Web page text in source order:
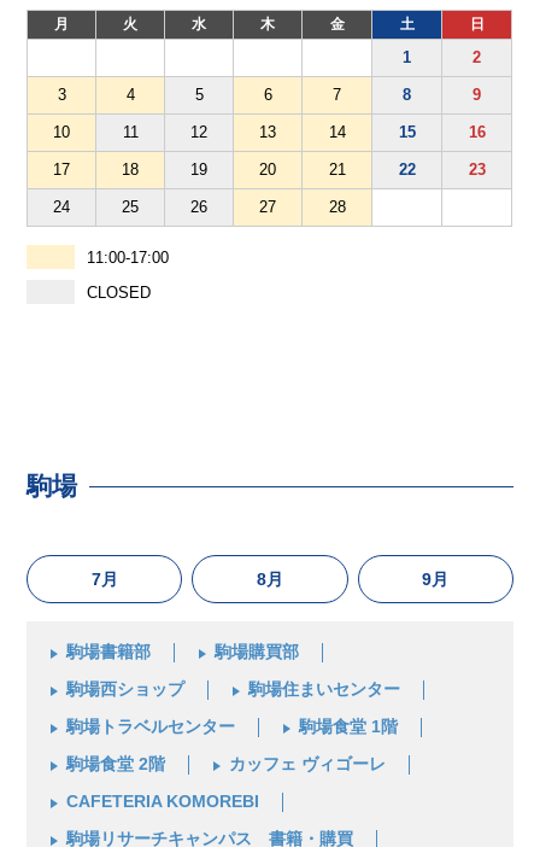
月 火 水 木 金 土 日
1 2
3 4 5 6 7 8 9
10 11 12 13 14 15 16
17 18 19 20 21 22 23
24 25 26 27 28
11:00-17:00
CLOSED
駒場
7月 8月 9月
駒場書籍部 駒場購買部
駒場西ショップ 駒場住まいセンター
駒場トラベルセンター 駒場食堂 1階
駒場食堂 2階 カッフェ ヴィゴーレ
CAFETERIA KOMOREBI
駒場リサーチキャンパス 書籍・購買